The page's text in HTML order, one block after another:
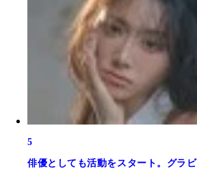
5
俳優としても活動をスタート。グラ